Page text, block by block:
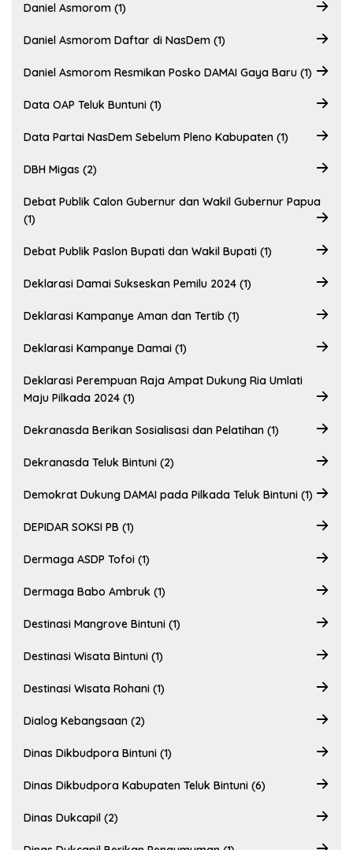
Daniel Asmorom (1)
Daniel Asmorom Daftar di NasDem (1)
Daniel Asmorom Resmikan Posko DAMAI Gaya Baru (1)
Data OAP Teluk Buntuni (1)
Data Partai NasDem Sebelum Pleno Kabupaten (1)
DBH Migas (2)
Debat Publik Calon Gubernur dan Wakil Gubernur Papua
(1)
Debat Publik Paslon Bupati dan Wakil Bupati (1)
Deklarasi Damai Sukseskan Pemilu 2024 (1)
Deklarasi Kampanye Aman dan Tertib (1)
Deklarasi Kampanye Damai (1)
Deklarasi Perempuan Raja Ampat Dukung Ria Umlati
Maju Pilkada 2024 (1)
Dekranasda Berikan Sosialisasi dan Pelatihan (1)
Dekranasda Teluk Bintuni (2)
Demokrat Dukung DAMAI pada Pilkada Teluk Bintuni (1)
DEPIDAR SOKSI PB (1)
Dermaga ASDP Tofoi (1)
Dermaga Babo Ambruk (1)
Destinasi Mangrove Bintuni (1)
Destinasi Wisata Bintuni (1)
Destinasi Wisata Rohani (1)
Dialog Kebangsaan (2)
Dinas Dikbudpora Bintuni (1)
Dinas Dikbudpora Kabupaten Teluk Bintuni (6)
Dinas Dukcapil (2)